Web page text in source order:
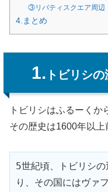
③リバティスクエア周辺
4.まとめ
1. トビリシ
トビリシはふるーくか
その歴史は1600年以上
5世紀頃、トビリシ
り、その国にはヴァ